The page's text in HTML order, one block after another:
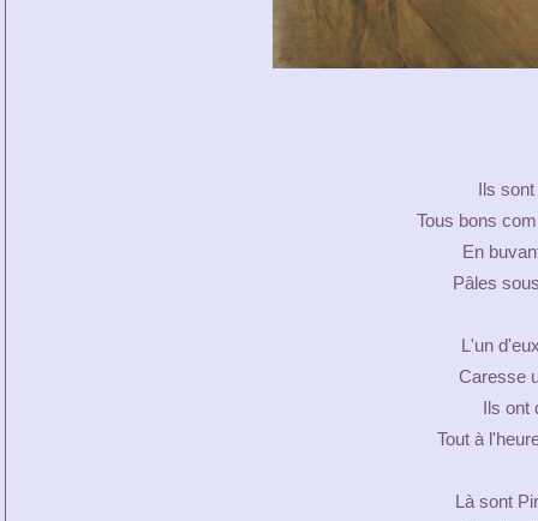
Ils
Tous bons
En
Pâles
L'un
Caresse
Ils ont
Tout à
Là sont